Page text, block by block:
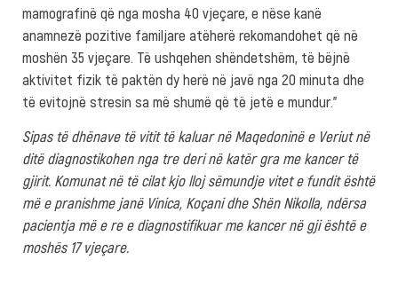
mamografinë që nga mosha 40 vjeçare, e nëse kanë
anamnezë pozitive familjare atëherë rekomandohet që në
moshën 35 vjeçare. Të ushqehen shëndetshëm, të bëjnë
aktivitet fizik të paktën dy herë në javë nga 20 minuta dhe
të evitojnë stresin sa më shumë që të jetë e mundur.”
Sipas të dhënave të vitit të kaluar në Maqedoninë e Veriut në
ditë diagnostikohen nga tre deri në katër gra me kancer të
gjirit. Komunat në të cilat kjo lloj sëmundje vitet e fundit është
më e pranishme janë Vinica, Koçani dhe Shën Nikolla, ndërsa
pacientja më e re e diagnostifikuar me kancer në gji është e
moshës 17 vjeçare.